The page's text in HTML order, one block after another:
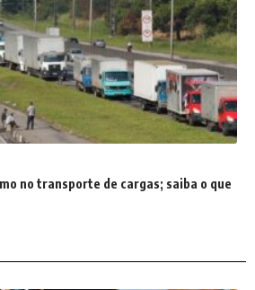
no transporte de cargas; saiba o que